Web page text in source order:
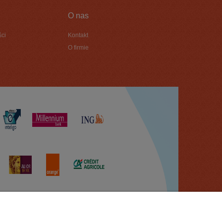
O nas
Kontakt
O firmie